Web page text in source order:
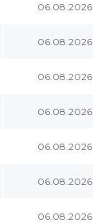
06.08.2026
06.08.2026
06.08.2026
06.08.2026
06.08.2026
06.08.2026
06.08.2026